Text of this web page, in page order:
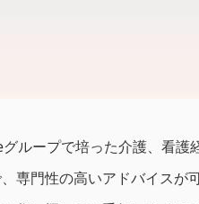
ループで培った介護、看護
専門性の高いアドバイスが